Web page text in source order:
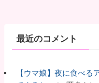
最近のコメント
【ウマ娘】夜に食べる